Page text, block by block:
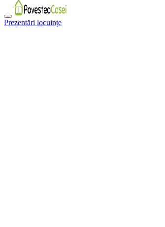
Prezentări locuințe